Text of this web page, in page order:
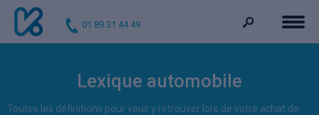
01 89 31 44 49
Lexique automobile
Toutes les définitions pour vous y retrouver lors de votre achat de